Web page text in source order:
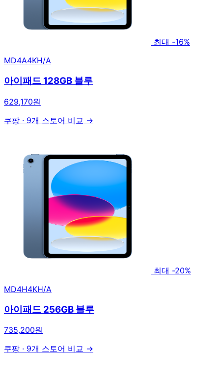
최대 -16%
MD4A4KH/A
아이패드 128GB 블루
629,170원
쿠팡 · 9개 스토어 비교 →
최대 -20%
MD4H4KH/A
아이패드 256GB 블루
735,200원
쿠팡 · 9개 스토어 비교 →